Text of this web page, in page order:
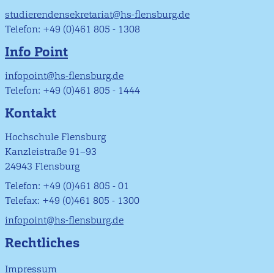
studierendensekretariat@hs-flensburg.de
Telefon: +49 (0)461 805 - 1308
Info Point
infopoint@hs-flensburg.de
Telefon: +49 (0)461 805 - 1444
Kontakt
Hochschule Flensburg
Kanzleistraße 91–93
24943 Flensburg
Telefon: +49 (0)461 805 - 01
Telefax: +49 (0)461 805 - 1300
infopoint@hs-flensburg.de
Rechtliches
Impressum